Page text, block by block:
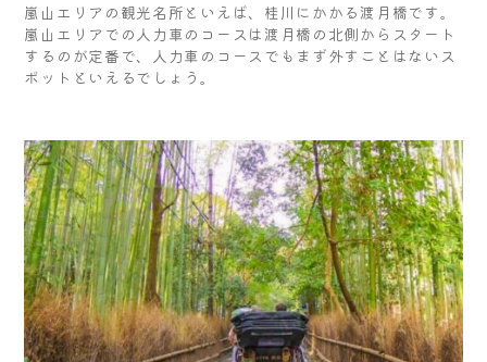
嵐山エリアの観光名所といえば、桂川にかかる渡月橋です。
嵐山エリアでの人力車のコースは渡月橋の北側からスタート
するのが定番で、人力車のコースでもまず外すことはないス
ポットといえるでしょう。